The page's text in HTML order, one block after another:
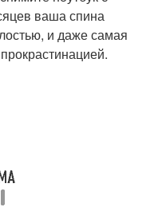
ваша спина
и даже самая